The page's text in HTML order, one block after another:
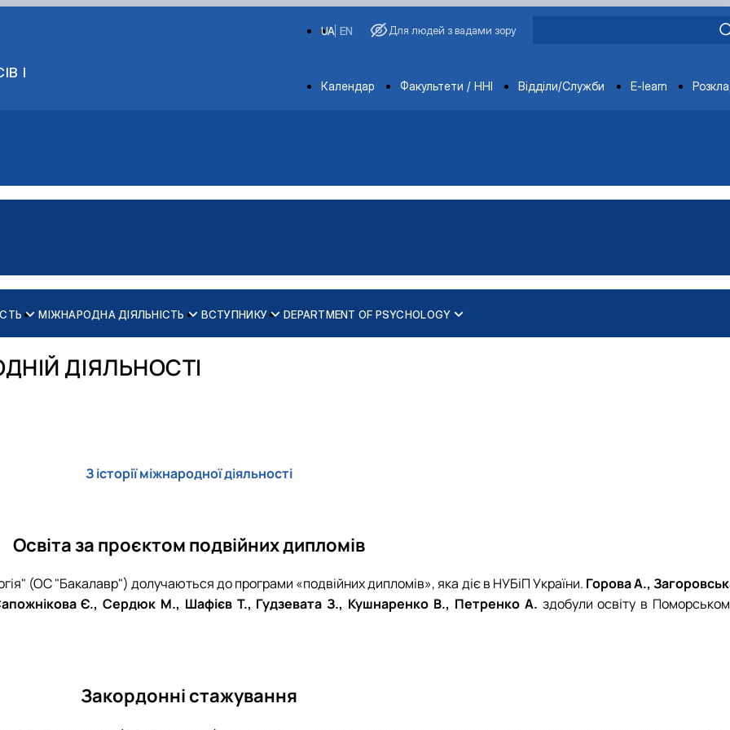
І
EN
UA Для людей з вадами зору
Departments
Календар Факультети / ННІ Відділи/Служби E-learn
МІЖНАРОДНА ДІЯЛЬНІСТЬ
кафедри психології
ВСТУПНИКУ DEPARTMENT OF PSYCHOLOGY
ДІЯЛЬНОСТІ
З історії міжнародної діяльності
Освіта за проєктом подвійних дипломів
(ОС "Бакалавр") долучаються до програми «подвійних дипломів», яка діє в НУБіП України. Горова А.,
Є., Сердюк М., Шафієв Т., Гудзевата З., Кушнаренко В., Петренко А. здобули освіту в
Закордонні стажування